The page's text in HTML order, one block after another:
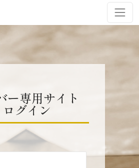
ン
ー専用サイト
ログイン